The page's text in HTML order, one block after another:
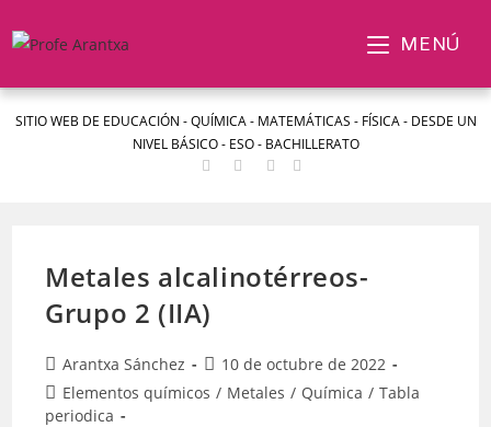
SITIO WEB DE EDUCACIÓN - QUÍMICA - MATEMÁTICAS - FÍSICA - DESDE UN
NIVEL BÁSICO - ESO - BACHILLERATO
MENÚ
Metales alcalinotérreos-
Grupo 2 (IIA)
Arantxa Sánchez
10 de octubre de 2022
Elementos químicos / Metales / Química / Tabla
periodica